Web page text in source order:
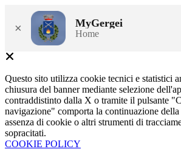
× MyGergei
Home
Questo sito utilizza cookie tecnici e statistici
chiusura del banner mediante selezione
contraddistinto dalla X o tramite il pulsante
navigazione" comporta la continuazione
assenza di cookie o altri strumenti di
sopracitati.
COOKIE POLICY